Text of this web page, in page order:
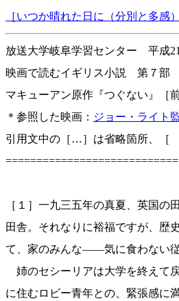
［いつか晴れた日に（分別と多感）
放送大学岐阜学習センター 平成
映画で読むイギリス小説 第７部
マキューアン原作『つぐない』［前
＊参照した映画： ジョー・ライト
引用文中の［…］は省略箇所、［
［１］一九三五年の真夏、英国
田舎。それなりに裕福ですが、歴
て、家のみんな——気に食わない
姉のセシーリアは大学を終えて
に住むロビー青年との、緊張感に